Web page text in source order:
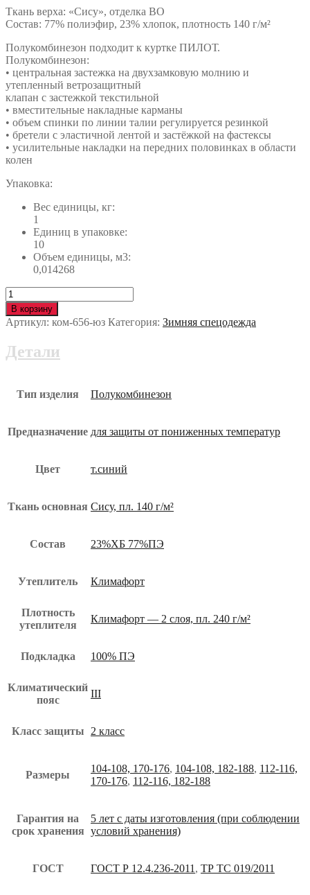
Ткань верха: «Сису», отделка ВО
Состав: 77% полиэфир, 23% хлопок, плотность 140 г/м²
Полукомбинезон подходит к куртке ПИЛОТ.
Полукомбинезон:
• центральная застежка на двухзамковую молнию и
утепленный ветрозащитный
клапан с застежкой текстильной
• вместительные накладные карманы
• объем спинки по линии талии регулируется резинкой
• бретели с эластичной лентой и застёжкой на фастексы
• усилительные накладки на передних половинках в области
колен
Упаковка:
Вес единицы, кг:
1
Единиц в упаковке:
10
Объем единицы, м3:
0,014268
Количество
Полукомбинезон
ПИЛОТ
утеплённый
юз
В корзину
Артикул: ком-656-юз Категория: Зимняя спецодежда
Детали
Тип изделия Полукомбинезон
Предназначение для защиты от пониженных температур
Цвет т.синий
Ткань основная Сису, пл. 140 г/м²
Состав 23%ХБ 77%ПЭ
Утеплитель Климафорт
Плотность
утеплителя
Климафорт — 2 слоя, пл. 240 г/м²
Подкладка 100% ПЭ
Климатический
пояс
III
Класс защиты 2 класс
Размеры
104-108, 170-176, 104-108, 182-188, 112-116,
170-176, 112-116, 182-188
Гарантия на
срок хранения
5 лет с даты изготовления (при соблюдении
условий хранения)
ГОСТ ГОСТ Р 12.4.236-2011 , ТР ТС 019/2011